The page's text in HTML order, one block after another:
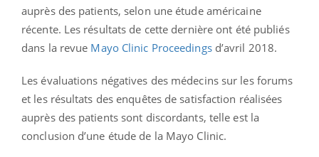
auprès des patients, selon une étude américaine
récente. Les résultats de cette dernière ont été publiés
dans la revue Mayo Clinic Proceedingsd’avril 2018.
Les évaluations négatives des médecins sur les forums
et les résultats des enquêtes de satisfaction réalisées
auprès des patients sont discordants, telle est la
conclusion d’une étude de la Mayo Clinic.